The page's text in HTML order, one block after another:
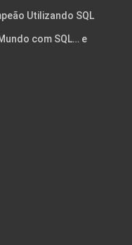
Utilizando SQL
com SQL… e